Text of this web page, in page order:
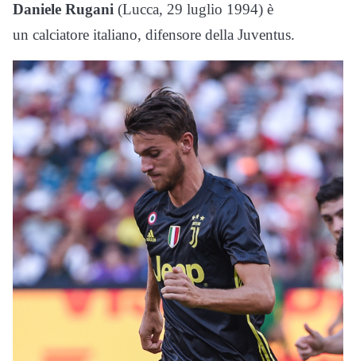
Daniele Rugani (Lucca, 29 luglio 1994) è
un calciatore italiano, difensore della Juventus.